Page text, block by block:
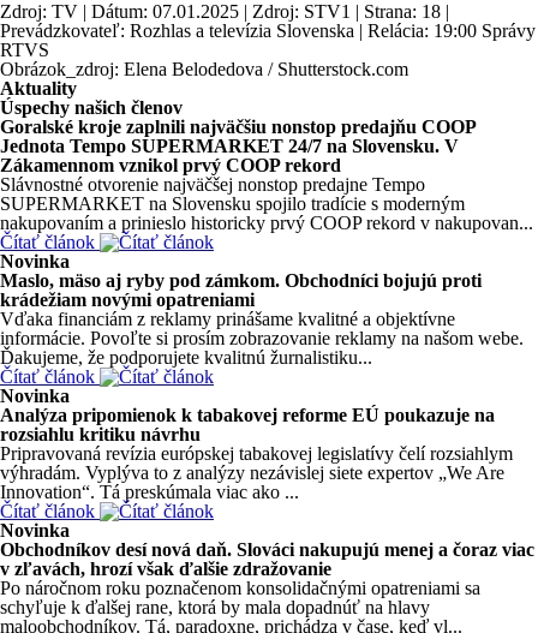
Zdroj: TV | Dátum: 07.01.2025 | Zdroj: STV1 | Strana: 18 |
Prevádzkovateľ: Rozhlas a televízia Slovenska | Relácia: 19:00 Správy
RTVS
Obrázok_zdroj: Elena Belodedova / Shutterstock.com
Aktuality
Úspechy našich členov
Goralské kroje zaplnili najväčšiu nonstop predajňu COOP
Jednota Tempo SUPERMARKET 24/7 na Slovensku. V
Zákamennom vznikol prvý COOP rekord
Slávnostné otvorenie najväčšej nonstop predajne Tempo
SUPERMARKET na Slovensku spojilo tradície s moderným
nakupovaním a prinieslo historicky prvý COOP rekord v nakupovan...
Čítať článok
Novinka
Maslo, mäso aj ryby pod zámkom. Obchodníci bojujú proti
krádežiam novými opatreniami
Vďaka financiám z reklamy prinášame kvalitné a objektívne
informácie. Povoľte si prosím zobrazovanie reklamy na našom webe.
Ďakujeme, že podporujete kvalitnú žurnalistiku...
Čítať článok
Novinka
Analýza pripomienok k tabakovej reforme EÚ poukazuje na
rozsiahlu kritiku návrhu
Pripravovaná revízia európskej tabakovej legislatívy čelí rozsiahlym
výhradám. Vyplýva to z analýzy nezávislej siete expertov „We Are
Innovation“. Tá preskúmala viac ako ...
Čítať článok
Novinka
Obchodníkov desí nová daň. Slováci nakupujú menej a čoraz viac
v zľavách, hrozí však ďalšie zdražovanie
Po náročnom roku poznačenom konsolidačnými opatreniami sa
schyľuje k ďalšej rane, ktorá by mala dopadnúť na hlavy
maloobchodníkov. Tá, paradoxne, prichádza v čase, keď vl...